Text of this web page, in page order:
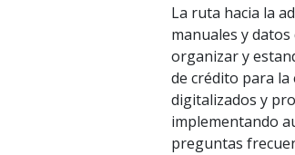
La ruta hacia la
manuales y
organizar y
de crédito para la
digitalizados y
implementando
preguntas